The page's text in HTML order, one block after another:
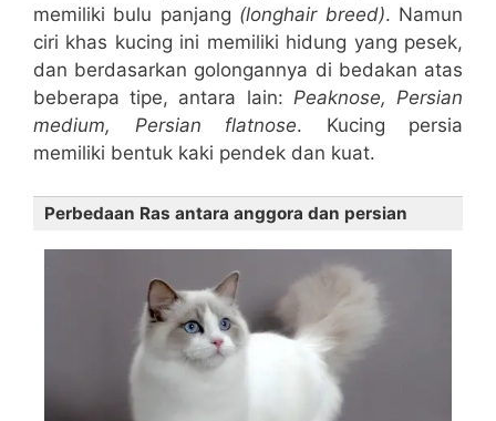
memiliki bulu panjang (longhair breed). Namun
ciri khas kucing ini memiliki hidung yang pesek,
dan berdasarkan golongannya di bedakan atas
beberapa tipe, antara lain: Peaknose, Persian
medium, Persian flatnose. Kucing persia
memiliki bentuk kaki pendek dan kuat.
Perbedaan Ras antara anggora dan persian